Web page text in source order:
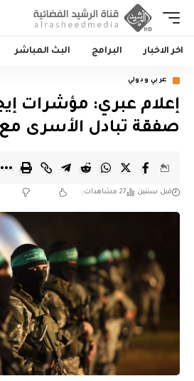
اخر الاخبار البرامج البث المباشر
عربي ودولي
إعلام عبري: مؤشرات
صفقة تبادل الأسرى
قبل سنتين 27 مشاهدات